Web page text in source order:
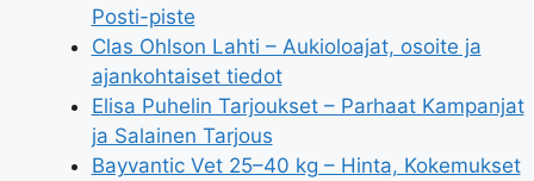
Posti-piste
Clas Ohlson Lahti – Aukioloajat, osoite ja
ajankohtaiset tiedot
Elisa Puhelin Tarjoukset – Parhaat Kampanjat
ja Salainen Tarjous
Bayvantic Vet 25–40 kg – Hinta, Kokemukset